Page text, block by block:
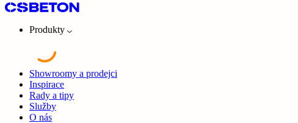
Produkty
Showroomy a prodejci
Inspirace
Rady a tipy
Služby
O nás